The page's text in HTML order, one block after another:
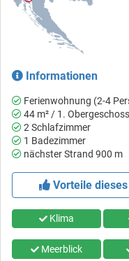
Informationen
Ferienwohnung (2-4
44 m² / 1. Obergeschoss
2 Schlafzimmer
1 Badezimmer
nächster Strand 900 m
Vorteile
Klima
Meerblick